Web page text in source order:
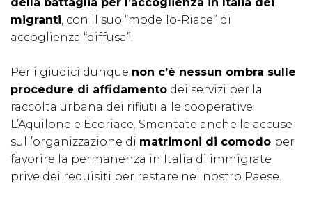
della battaglia per l’accoglienza in Italia dei
migranti, con il suo “modello-Riace” di
accoglienza “diffusa”.
Per i giudici dunque non c’è nessun ombra sulle
procedure di affidamento dei servizi per la
raccolta urbana dei rifiuti alle cooperative
L’Aquilone e Ecoriace. Smontate anche le accuse
sull’organizzazione di matrimoni di comodo per
favorire la permanenza in Italia di immigrate
prive dei requisiti per restare nel nostro Paese.